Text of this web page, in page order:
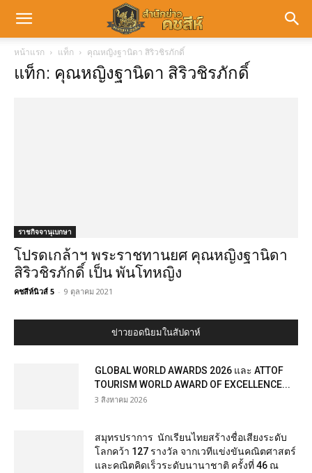
หน้าแรก แท็ก คุณหญิงฐานิดา สิริวชิรภักดิ์
แท็ก: คุณหญิงฐานิดา สิริวชิรภักดิ์
ราชกิจจานุเบกษา
โปรดเกล้าฯ พระราชทานยศ คุณหญิงฐานิดา
สิริวชิรภักดิ์ เป็น พันโทหญิง
คชสีห์นิวส์ 5 - 9 ตุลาคม 2021
ข่าวยอดนิยมในสัปดาห์
GLOBAL WORLD AWARDS 2026 และ ATTOF
TOURISM WORLD AWARD OF EXCELLENCE...
3 สิงหาคม 2026
สมุทรปราการ นักเรียนไทยสร้างชื่อเสียงระดับ
โลกคว้า 127 รางวัล จากเวทีแข่งขันคณิตศาสตร์
และคณิตคิดเร็วระดับนานาชาติ ครั้งที่ 46 ณ